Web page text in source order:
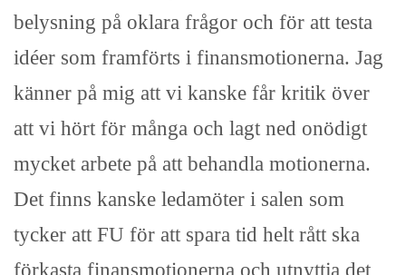
belysning på oklara frågor och för att testa
idéer som framförts i finansmotionerna. Jag
känner på mig att vi kanske får kritik över
att vi hört för många och lagt ned onödigt
mycket arbete på att behandla motionerna.
Det finns kanske ledamöter i salen som
tycker att FU för att spara tid helt rått ska
förkasta finansmotionerna och utnyttja det